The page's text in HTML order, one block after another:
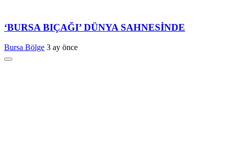
‘BURSA BIÇAĞI’ DÜNYA SAHNESİNDE
Bursa Bölge 3 ay önce